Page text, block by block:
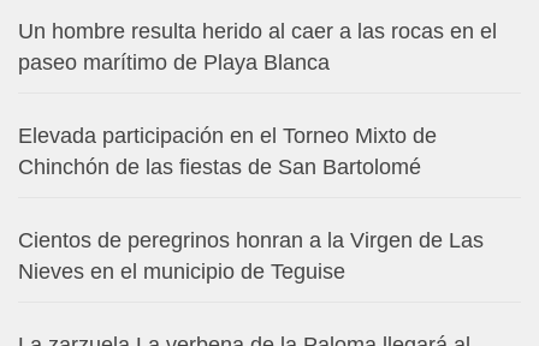
Un hombre resulta herido al caer a las rocas en el
paseo marítimo de Playa Blanca
Elevada participación en el Torneo Mixto de
Chinchón de las fiestas de San Bartolomé
Cientos de peregrinos honran a la Virgen de Las
Nieves en el municipio de Teguise